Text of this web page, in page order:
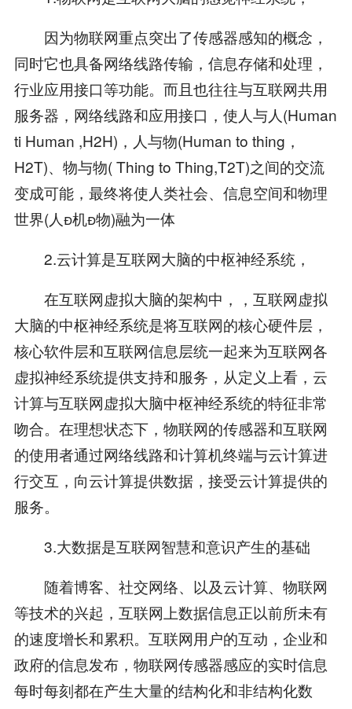
因为物联网重点突出了传感器感知的概念，
同时它也具备网络线路传输，信息存储和处理，
行业应用接口等功能。而且也往往与互联网共用
服务器，网络线路和应用接口，使人与人(Human
ti Human ,H2H)，人与物(Human to thing，
H2T)、物与物( Thing to Thing,T2T)之间的交流
变成可能，最终将使人类社会、信息空间和物理
世界(人机物)融为一体
2.云计算是互联网大脑的中枢神经系统，
在互联网虚拟大脑的架构中，，互联网虚拟
大脑的中枢神经系统是将互联网的核心硬件层，
核心软件层和互联网信息层统一起来为互联网各
虚拟神经系统提供支持和服务，从定义上看，云
计算与互联网虚拟大脑中枢神经系统的特征非常
吻合。在理想状态下，物联网的传感器和互联网
的使用者通过网络线路和计算机终端与云计算进
行交互，向云计算提供数据，接受云计算提供的
服务。
3.大数据是互联网智慧和意识产生的基础
随着博客、社交网络、以及云计算、物联网
等技术的兴起，互联网上数据信息正以前所未有
的速度增长和累积。互联网用户的互动，企业和
政府的信息发布，物联网传感器感应的实时信息
每时每刻都在产生大量的结构化和非结构化数